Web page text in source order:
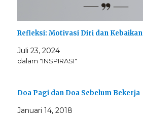
Refleksi: Motivasi Diri dan Kebaikan
Juli 23, 2024
dalam "INSPIRASI"
Doa Pagi dan Doa Sebelum Bekerja
Januari 14, 2018